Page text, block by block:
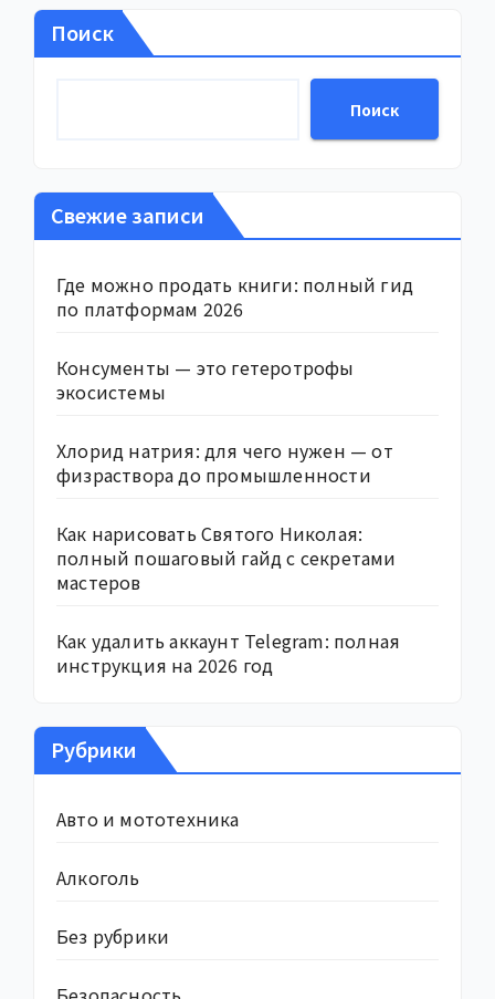
Поиск
Поиск
Свежие записи
Где можно продать книги: полный гид
по платформам 2026
Консументы — это гетеротрофы
экосистемы
Хлорид натрия: для чего нужен — от
физраствора до промышленности
Как нарисовать Святого Николая:
полный пошаговый гайд с секретами
мастеров
Как удалить аккаунт Telegram: полная
инструкция на 2026 год
Рубрики
Авто и мототехника
Алкоголь
Без рубрики